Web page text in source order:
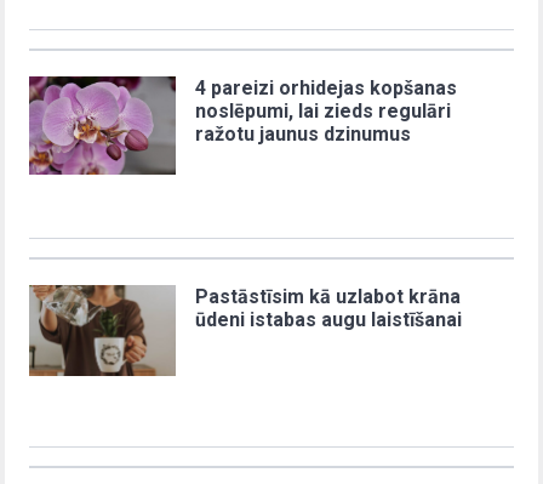
4 pareizi orhidejas kopšanas
noslēpumi, lai zieds regulāri
ražotu jaunus dzinumus
Pastāstīsim kā uzlabot krāna
ūdeni istabas augu laistīšanai